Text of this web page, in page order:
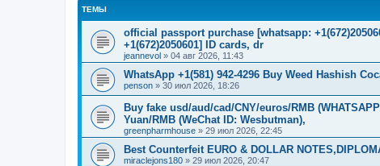
ТЕМЫ
official passport purchase [whatsapp:
+1(672)2050601] ID cards, dr
jeannevol » 04 авг 2026, 11:43
WhatsApp +1(581) 942-4296 Buy Weed Hashish
penson » 30 июл 2026, 18:26
Buy fake usd/aud/cad/CNY/euros/RMB
Yuan/RMB (WeChat ID: Wesbutman),
greenpharmhouse » 29 июл 2026, 22:45
Best Counterfeit EURO & DOLLAR
miraclejons180 » 29 июл 2026, 20:47